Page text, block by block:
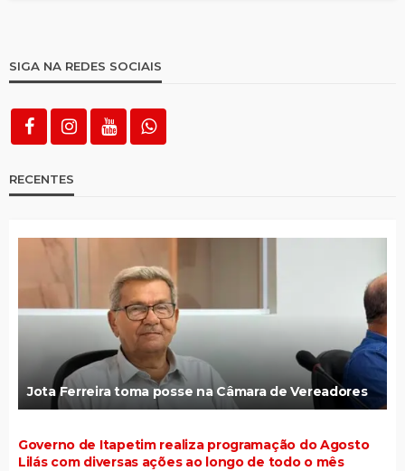
SIGA NA REDES SOCIAIS
RECENTES
Jota Ferreira toma posse na Câmara de Vereadores
Governo de Itapetim realiza programação do Agosto
Lilás com diversas ações ao longo de todo o mês